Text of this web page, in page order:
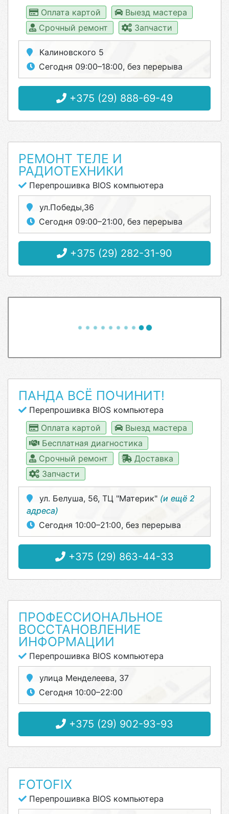
Оплата картой
Выезд мастера
Срочный ремонт
Запчасти
Калиновского 5
Сегодня 09:00–18:00, без перерыва
+375 (29) 888-69-49
РЕМОНТ ТЕЛЕ И
РАДИОТЕХНИКИ
Перепрошивка BIOS компьютера
ул.Победы,36
Сегодня 09:00–21:00, без перерыва
+375 (29) 282-31-90
ПАНДА ВСЁ ПОЧИНИТ!
Перепрошивка BIOS компьютера
Оплата картой
Выезд мастера
Бесплатная диагностика
Срочный ремонт
Доставка
Запчасти
ул. Белуша, 56, ТЦ "Материк" (и ещё 2
адреса)
Сегодня 10:00–21:00, без перерыва
+375 (29) 863-44-33
ПРОФЕССИОНАЛЬНОЕ
ВОССТАНОВЛЕНИЕ
ИНФОРМАЦИИ
Перепрошивка BIOS компьютера
улица Менделеева, 37
Сегодня 10:00–22:00
+375 (29) 902-93-93
FOTOFIX
Перепрошивка BIOS компьютера